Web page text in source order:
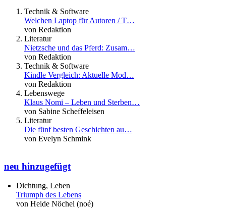
Technik & Software
Welchen Laptop für Autoren / T…
von Redaktion
Literatur
Nietzsche und das Pferd: Zusam…
von Redaktion
Technik & Software
Kindle Vergleich: Aktuelle Mod…
von Redaktion
Lebenswege
Klaus Nomi – Leben und Sterben…
von Sabine Scheffeleisen
Literatur
Die fünf besten Geschichten au…
von Evelyn Schmink
neu hinzugefügt
Dichtung, Leben
Triumph des Lebens
von Heide Nöchel (noé)